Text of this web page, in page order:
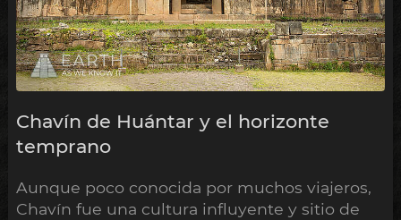
Chavín de Huántar y el horizonte
temprano
Aunque poco conocida por muchos viajeros,
Chavín fue una cultura influyente y sitio de